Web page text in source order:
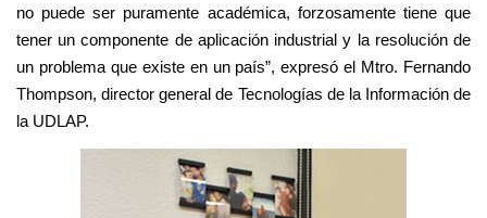
no puede ser puramente académica, forzosamente tiene que
tener un componente de aplicación industrial y la resolución de
un problema que existe en un país”, expresó el Mtro. Fernando
Thompson, director general de Tecnologías de la Información de
la UDLAP.